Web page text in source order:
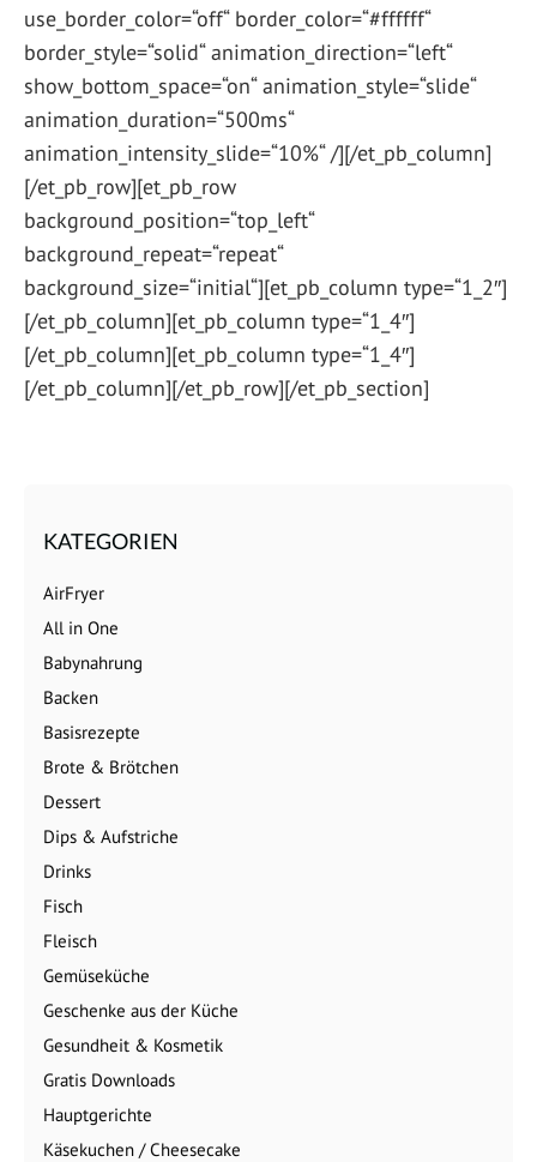
use_border_color=“off“ border_color=“#ffffff“
border_style=“solid“ animation_direction=“left“
show_bottom_space=“on“ animation_style=“slide“
animation_duration=“500ms“
animation_intensity_slide=“10%“ /][/et_pb_column]
[/et_pb_row][et_pb_row
background_position=“top_left“
background_repeat=“repeat“
background_size=“initial“][et_pb_column type=“1_2″]
[/et_pb_column][et_pb_column type=“1_4″]
[/et_pb_column][et_pb_column type=“1_4″]
[/et_pb_column][/et_pb_row][/et_pb_section]
KATEGORIEN
AirFryer
All in One
Babynahrung
Backen
Basisrezepte
Brote & Brötchen
Dessert
Dips & Aufstriche
Drinks
Fisch
Fleisch
Gemüseküche
Geschenke aus der Küche
Gesundheit & Kosmetik
Gratis Downloads
Hauptgerichte
Käsekuchen / Cheesecake